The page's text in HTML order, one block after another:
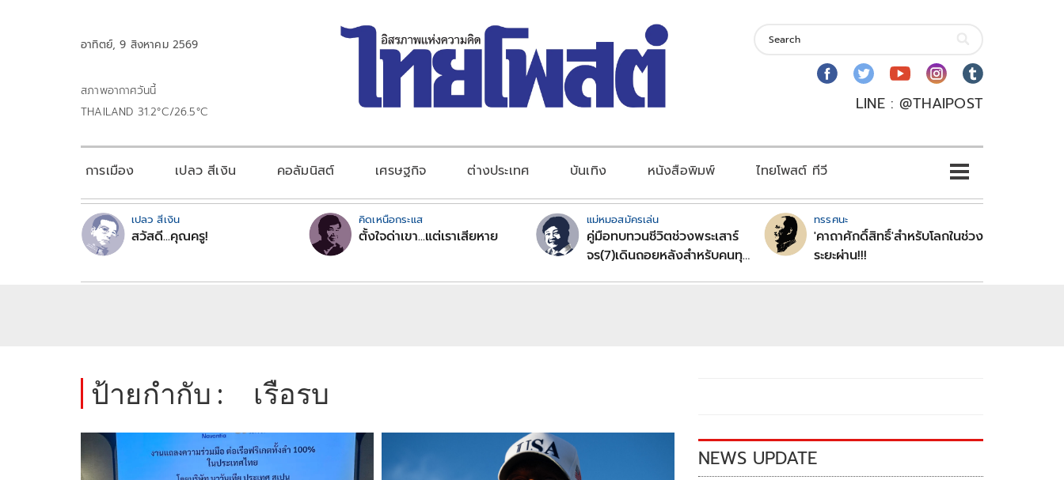
อาทิตย์, 9 สิงหาคม 2569
สภาพอากาศวันนี้
THAILAND 31.2°C/26.5°C
LINE : @THAIPOST
การเมือง เปลว สีเงิน คอลัมนิสต์ เศรษฐกิจ ต่างประเทศ บันเทิง หนังสือพิมพ์ ไทยโพสต์ ทีวี
เปลว สีเงิน
สวัสดี...คุณครู!
คิดเหนือกระแส
ตั้งใจด่าเขา...แต่เราเสียหาย
แม่หมอสมัครเล่น
คู่มือทบทวนชีวิตช่วงพระเสาร์
จร(7)เดินถอยหลังสำหรับคนทุก
ทรรศนะ
'คาถาศักดิ์สิทธิ์'สำหรับโลกในช่วง
ระยะผ่าน!!!
ป้ายกำกับ : เรือรบ
NEWS UPDATE